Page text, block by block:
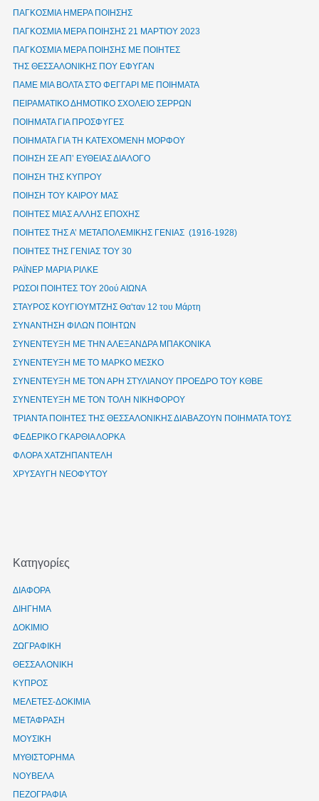
ΠΑΓΚΟΣΜΙΑ ΗΜΕΡΑ ΠΟΙΗΣΗΣ
ΠΑΓΚΟΣΜΙΑ ΜΕΡΑ ΠΟΙΗΣΗΣ 21 ΜΑΡΤΙΟΥ 2023
ΠΑΓΚΟΣΜΙΑ ΜΕΡΑ ΠΟΙΗΣΗΣ ΜΕ ΠΟΙΗΤΕΣ
ΤΗΣ ΘΕΣΣΑΛΟΝΙΚΗΣ ΠΟΥ ΕΦΥΓΑΝ
ΠΑΜΕ ΜΙΑ ΒΟΛΤΑ ΣΤΟ ΦΕΓΓΑΡΙ ΜΕ ΠΟΙΗΜΑΤΑ
ΠΕΙΡΑΜΑΤΙΚΟ ΔΗΜΟΤΙΚΟ ΣΧΟΛΕΙΟ ΣΕΡΡΩΝ
ΠΟΙΗΜΑΤΑ ΓΙΑ ΠΡΟΣΦΥΓΕΣ
ΠΟΙΗΜΑΤΑ ΓΙΑ ΤΗ ΚΑΤΕΧΟΜΕΝΗ ΜΟΡΦΟΥ
ΠΟΙΗΣΗ ΣΕ ΑΠ’ ΕΥΘΕΙΑΣ ΔΙΑΛΟΓΟ
ΠΟΙΗΣΗ ΤΗΣ ΚΥΠΡΟΥ
ΠΟΙΗΣΗ ΤΟΥ ΚΑΙΡΟΥ ΜΑΣ
ΠΟΙΗΤΕΣ ΜΙΑΣ ΑΛΛΗΣ ΕΠΟΧΗΣ
ΠΟΙΗΤΕΣ ΤΗΣ Α’ ΜΕΤΑΠΟΛΕΜΙΚΗΣ ΓΕΝΙΑΣ (1916-1928)
ΠΟΙΗΤΕΣ ΤΗΣ ΓΕΝΙΑΣ ΤΟΥ 30
ΡΑΪΝΕΡ ΜΑΡΙΑ ΡΙΛΚΕ
ΡΩΣΟΙ ΠΟΙΗΤΕΣ ΤΟΥ 20ού ΑΙΩΝΑ
ΣΤΑΥΡΟΣ ΚΟΥΓΙΟΥΜΤΖΗΣ Θα'ταν 12 του Μάρτη
ΣΥΝΑΝΤΗΣΗ ΦΙΛΩΝ ΠΟΙΗΤΩΝ
ΣΥΝΕΝΤΕΥΞΗ ΜΕ ΤΗΝ ΑΛΕΞΑΝΔΡΑ ΜΠΑΚΟΝΙΚΑ
ΣΥΝΕΝΤΕΥΞΗ ΜΕ ΤΟ ΜΑΡΚΟ ΜΕΣΚΟ
ΣΥΝΕΝΤΕΥΞΗ ΜΕ ΤΟΝ ΑΡΗ ΣΤΥΛΙΑΝΟΥ ΠΡΟΕΔΡΟ ΤΟΥ ΚΘΒΕ
ΣΥΝΕΝΤΕΥΞΗ ΜΕ ΤΟΝ ΤΟΛΗ ΝΙΚΗΦΟΡΟΥ
ΤΡΙΑΝΤΑ ΠΟΙΗΤΕΣ ΤΗΣ ΘΕΣΣΑΛΟΝΙΚΗΣ ΔΙΑΒΑΖΟΥΝ ΠΟΙΗΜΑΤΑ ΤΟΥΣ
ΦΕΔΕΡΙΚΟ ΓΚΑΡΘΙΑ ΛΟΡΚΑ
ΦΛΟΡΑ ΧΑΤΖΗΠΑΝΤΕΛΗ
ΧΡΥΣΑΥΓΗ ΝΕΟΦΥΤΟΥ
Kατηγορίες
ΔΙΑΦΟΡΑ
ΔΙΗΓΗΜΑ
ΔΟΚΙΜΙΟ
ΖΩΓΡΑΦΙΚΗ
ΘΕΣΣΑΛΟΝΙΚΗ
ΚΥΠΡΟΣ
ΜΕΛΕΤΕΣ-ΔΟΚΙΜΙΑ
ΜΕΤΑΦΡΑΣΗ
ΜΟΥΣΙΚΗ
ΜΥΘΙΣΤΟΡΗΜΑ
ΝΟΥΒΕΛΑ
ΠΕΖΟΓΡΑΦΙΑ